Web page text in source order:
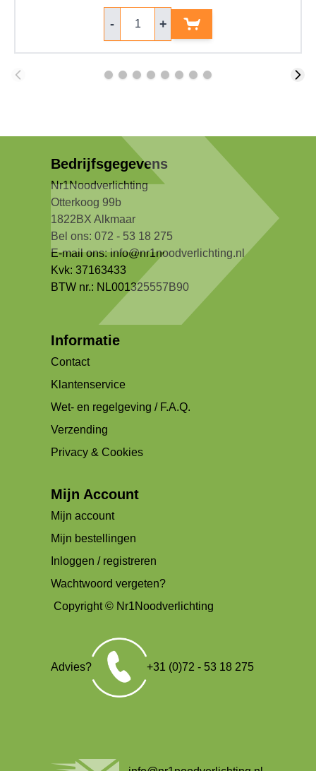
- +
Bedrijfsgegevens
Nr1Noodverlichting
Otterkoog 99b
1822BX Alkmaar
Bel ons: 072 - 53 18 275
E-mail ons:info@nr1noodverlichting.nl
Kvk: 37163433
BTW nr.: NL001325557B90
Informatie
Contact
Klantenservice
Wet- en regelgeving / F.A.Q.
Verzending
Privacy & Cookies
Mijn Account
Mijn account
Mijn bestellingen
Inloggen / registreren
Wachtwoord vergeten?
Copyright © Nr1Noodverlichting
Advies? +31 (0)72 - 53 18 275